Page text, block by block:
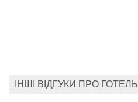
ІНШІ ВІДГУКИ ПРО ГОТЕЛЬ